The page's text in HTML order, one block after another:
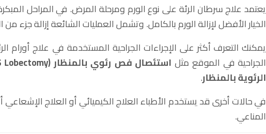
يعتمد علاج سرطان الرئة على نوع الورم ومرحلة المرض. في المراحل
الخيار الأفضل لإزالة الورم بالكامل. وتشمل العمليات الشائعة إزالة جزء
يمكنك التعرف أكثر على الإجراءات الجراحية المستخدمة في علاج أورام
الجراحية في الموقع مثل استئصال فص رئوي بالمنظار (VATS Lobectomy)
الرئوية بالمنظار.
في حالات أخرى قد يستخدم الأطباء العلاج الكيميائي أو العلاج الإشعاعي
المناعي.